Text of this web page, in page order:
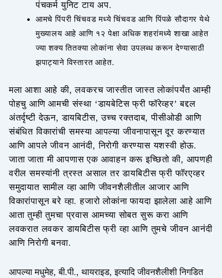
पंचकर्म युनिट टाय अप.
आमचे पिंपरी चिंचवड मध्ये चिंचवड आणि पिंपळे सौदागर येथे
मुख्यालय आहे आणि १२ पेक्षा अधिक शहरांमध्ये शाखा आहेत
ज्या शक्य तितक्या लोकांना सेवा उपलब्ध करून देण्यासाठी
झपाट्याने विस्तारत आहेत.
मला आशा आहे की, लवकरच जास्तीत जास्त लोकांपर्यंत आम्ही
पोहचु आणि आमची संस्था ‘डायबेटिस फ्री फॉरेव्हर’ बद्दल
अंतर्दृष्टी देऊन, डायबिटीस, उच्च रक्तदाब, पीसीओडी आणि
संबंधित विकारांची समस्या आपल्या जीवनापासून दूर करण्यात
आणि आपले जीवन आनंदी, निरोगी करण्यास यशस्वी होऊ.
जाता जाता मी आपणास एक आवाहन करू इच्छितो की, आपणही
वरील समस्यांनी त्रस्त असाल तर डायबिटीस फ्री फॉरएव्हर
समुदायात सामील व्हा आणि जीवनशैलीतील आजार आणि
विकारांपासून बरे व्हा. हजारो लोकांना फायदा झालेला आहे आणि
आता तुम्ही तुमचा प्रवास आमच्या सोबत सुरू करा आणि
लवकरात लवकर डायबिटीस फ्री व्हा आणि तुमचे जीवन आनंदी
आणि निरोगी बनवा.
आपल्या मधुमेह, बी.पी., थायराइड, इत्यादि जीवनशैलीशी निगडित